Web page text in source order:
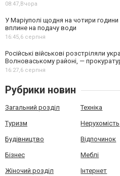
08:47,Вчора
У Маріуполі щодня на чотири
вплине на подачу води
16:45,6 серпня
Російські військові розстріляли
Волноваському районі, —
16:27,6 серпня
Рубрики новин
Загальний розділ Техніка
Туризм Нерухомість
Будівництво Відпочинок
Бізнес Меблі
Жіночий розділ Інтернет